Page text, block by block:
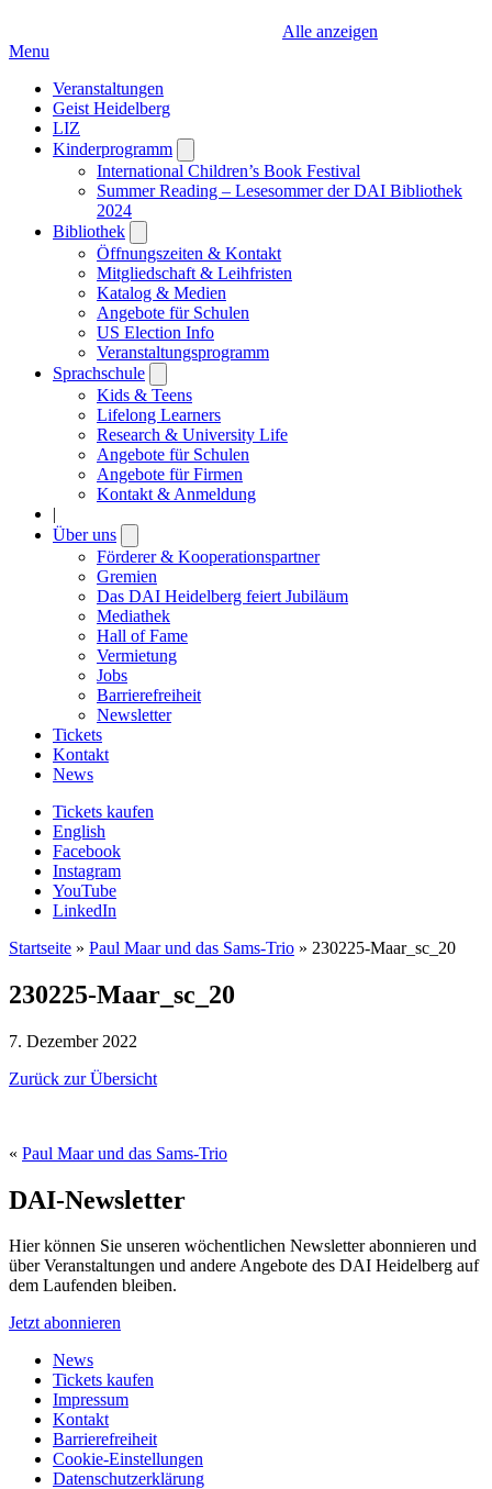
Alle anzeigen
Menu
Veranstaltungen
Geist Heidelberg
LIZ
Kinderprogramm
submenu
International Children’s Book Festival
Summer Reading – Lesesommer der DAI Bibliothek
2024
Bibliothek
submenu
Öffnungszeiten & Kontakt
Mitgliedschaft & Leihfristen
Katalog & Medien
Angebote für Schulen
US Election Info
Veranstaltungsprogramm
Sprachschule
submenu
Kids & Teens
Lifelong Learners
Research & University Life
Angebote für Schulen
Angebote für Firmen
Kontakt & Anmeldung
|
Über uns
submenu
Förderer & Kooperationspartner
Gremien
Das DAI Heidelberg feiert Jubiläum
Mediathek
Hall of Fame
Vermietung
Jobs
Barrierefreiheit
Newsletter
Tickets
Kontakt
News
Tickets kaufen
English
Facebook
Instagram
YouTube
LinkedIn
Startseite » Paul Maar und das Sams-Trio » 230225-Maar_sc_20
230225-Maar_sc_20
7. Dezember 2022
Zurück zur Übersicht
« Paul Maar und das Sams-Trio
DAI-Newsletter
Hier können Sie unseren wöchentlichen Newsletter abonnieren und
über Veranstaltungen und andere Angebote des DAI Heidelberg auf
dem Laufenden bleiben.
Jetzt abonnieren
News
Tickets kaufen
Impressum
Kontakt
Barrierefreiheit
Cookie-Einstellungen
Datenschutzerklärung